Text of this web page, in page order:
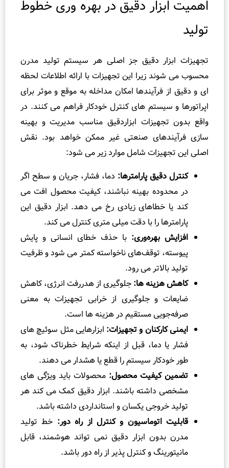
ابزار دقیق در بهره وری خطوط
ابزار دقیق جز اصلی هر سیستم تولید مدرن
می شوند زیرا این تجهیزات با ارائه اطلاعات لحظه
دقیق از فرآیندها امکان مداخله به موقع و موثر برای
و سیستم های کنترل خودکار فراهم می کنند. در
بدون تجهیزات ابزاردقیق مناسب مدیریت و بهینه
فرآیندهای صنعتی غیر ممکن خواهد بود. نقش
این تجهیزات شامل موارد زیر می شود:
کنترل دقیق پارامترها: دما، فشار، جریان و سطح اگر
در محدوده بهینه نباشند، کیفیت محصول افت می‌
کند یا خطاهای زیادی رخ می‌ دهد. ابزار دقیق این
پارامترها را با دقت میلی‌ متری کنترل می‌ کند.
افزایش بهره‌وری: با حذف خطای انسانی و پایش
پیوسته، توقف‌های ناخواسته کمتر می‌ شود و ظرفیت
تولید بالاتر می‌ رود.
کاهش هزینه‌ ها:جلوگیری از هدررفت انرژی، کاهش
ضایعات و جلوگیری از خرابی تجهیزات به معنی
صرفه‌جویی مستقیم در هزینه‌ ها است.
ایمنی کارکنان و تجهیزات:ابزارهایی مثل سوئیچ‌ های
فشار یا دما، قبل از اینکه شرایط خطرناک شود، به‌
طور خودکار سیستم را قطع یا هشدار می‌ دهند.
تضمین کیفیت محصول: محصولات باید ویژگی‌ های
مشخصی داشته باشند. ابزار دقیق کمک می‌ کند هر
تولید خروجی یکسان و استانداردی داشته باشد.
قابلیت اتوماسیون و کنترل از راه دور: خط تولید
مدرن بدون ابزار دقیق نمی‌ تواند هوشمند، قابل
مانیتورینگ و کنترل‌ پذیر از راه دور باشد.